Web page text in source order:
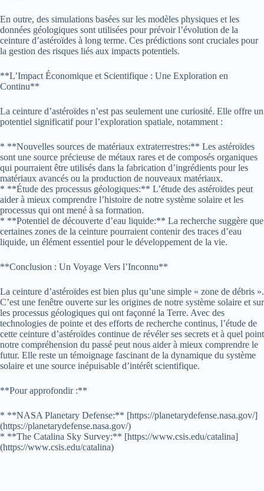
En outre, des simulations basées sur les modèles physiques et les
données géologiques sont utilisées pour prévoir l’évolution de la
ceinture d’astéroïdes à long terme. Ces prédictions sont cruciales pour
la gestion des risques liés aux impacts potentiels.
**L’Impact Économique et Scientifique : Une Exploration en
Continu**
La ceinture d’astéroïdes n’est pas seulement une curiosité. Elle offre un
potentiel significatif pour l’exploration spatiale, notamment :
* **Nouvelles sources de matériaux extraterrestres:** Les astéroïdes
sont une source précieuse de métaux rares et de composés organiques
qui pourraient être utilisés dans la fabrication d’ingrédients pour les
matériaux avancés ou la production de nouveaux matériaux.
* **Étude des processus géologiques:** L’étude des astéroïdes peut
aider à mieux comprendre l’histoire de notre système solaire et les
processus qui ont mené à sa formation.
* **Potentiel de découverte d’eau liquide:** La recherche suggère que
certaines zones de la ceinture pourraient contenir des traces d’eau
liquide, un élément essentiel pour le développement de la vie.
**Conclusion : Un Voyage Vers l’Inconnu**
La ceinture d’astéroïdes est bien plus qu’une simple « zone de débris ».
C’est une fenêtre ouverte sur les origines de notre système solaire et sur
les processus géologiques qui ont façonné la Terre. Avec des
technologies de pointe et des efforts de recherche continus, l’étude de
cette ceinture d’astéroïdes continue de révéler ses secrets et à quel point
notre compréhension du passé peut nous aider à mieux comprendre le
futur. Elle reste un témoignage fascinant de la dynamique du système
solaire et une source inépuisable d’intérêt scientifique.
**Pour approfondir :**
* **NASA Planetary Defense:** [https://planetarydefense.nasa.gov/]
(https://planetarydefense.nasa.gov/)
* **The Catalina Sky Survey:** [https://www.csis.edu/catalina]
(https://www.csis.edu/catalina)